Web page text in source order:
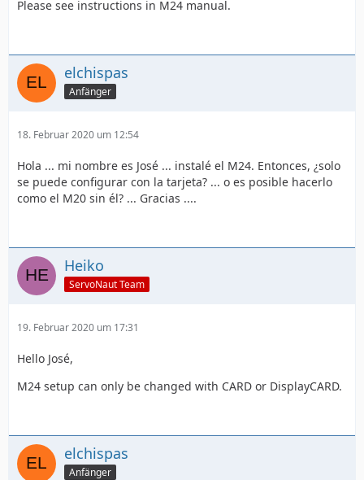
Please see instructions in M24 manual.
elchispas
Anfänger
18. Februar 2020 um 12:54
Hola ... mi nombre es José ... instalé el M24. Entonces, ¿solo
se puede configurar con la tarjeta? ... o es posible hacerlo
como el M20 sin él? ... Gracias ....
Heiko
ServoNaut Team
19. Februar 2020 um 17:31
Hello José,
M24 setup can only be changed with CARD or DisplayCARD.
elchispas
Anfänger